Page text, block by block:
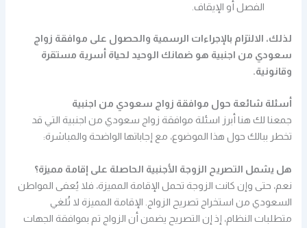
الفصل أو الإيقاف.
لذلك، الالتزام بالإجراءات الرسمية والحصول على موافقة زواج
سعودي من اجنبية هو ضمانك الوحيد لحياة أسرية مستقرة
وقانونية.
أسئلة شائعة حول موافقة زواج سعودي من اجنبية
جمعنا لك هنا أبرز اسئلة موافقة زواج سعودي من اجنبية التي قد
تخطر ببالك حول هذا الموضوع، مع إجاباتها الواضحة والمباشرة:
هل يشمل التصريح الزوجة الأجنبية الحاصلة على إقامة مميزة؟
نعم، حتى وإن كانت الزوجة تحمل الإقامة المميزة، فلا يُعفى المواطن
السعودي من استخراج تصريح الزواج. الإقامة المميزة لا تُلغي
متطلبات النظام، إذ إن التصريح يضمن أن الزواج تم بموافقة الجهات